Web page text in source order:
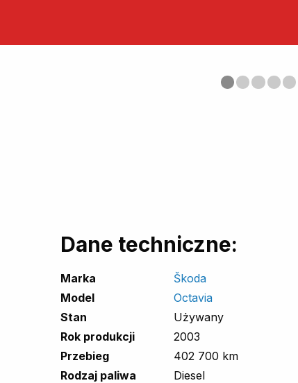
Dane techniczne:
Marka
Škoda
Model
Octavia
Stan
Używany
Rok produkcji
2003
Przebieg
402 700 km
Rodzaj paliwa
Diesel